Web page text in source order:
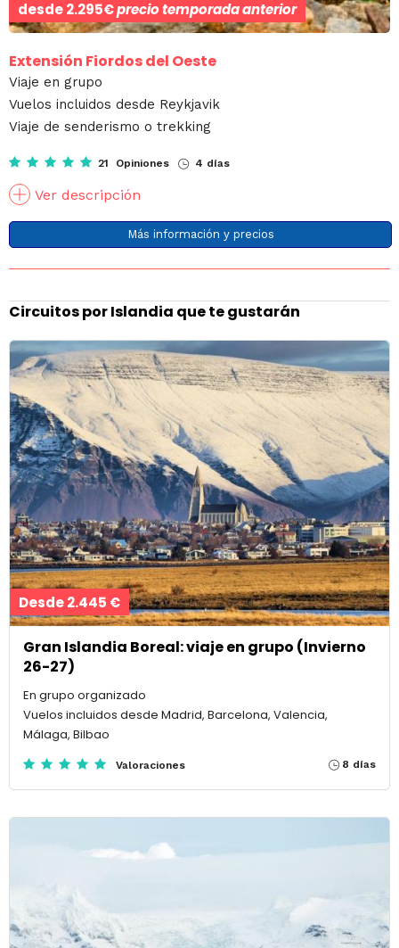
desde2.295€precio temporada anterior
Extensión Fiordos del Oeste
Viaje en grupo
Vuelos incluidos desde Reykjavik
Viaje de senderismo o trekking
21 Opiniones 4 días
Ver descripción
Más información y precios
Circuitos por Islandia que te gustarán
Desde 2.445 €
Gran Islandia Boreal: viaje en grupo (Invierno
26-27)
En grupo organizado
Vuelos incluidos desde Madrid, Barcelona, Valencia,
Málaga, Bilbao
Valoraciones 8 días